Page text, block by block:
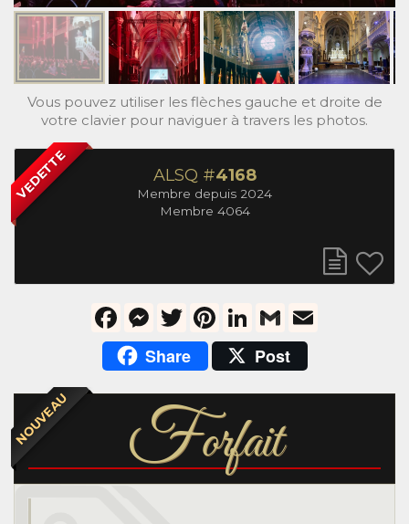
Vous pouvez utiliser les flèches gauche et droite de
votre clavier pour naviguer à travers les photos.
VEDETTE ALSQ #4168
Membre depuis 2024
Membre 4064
FacebookMessenger
TwitterPinterestLinkedIn
Gmail
Share Post
NOUVEAU Forfait